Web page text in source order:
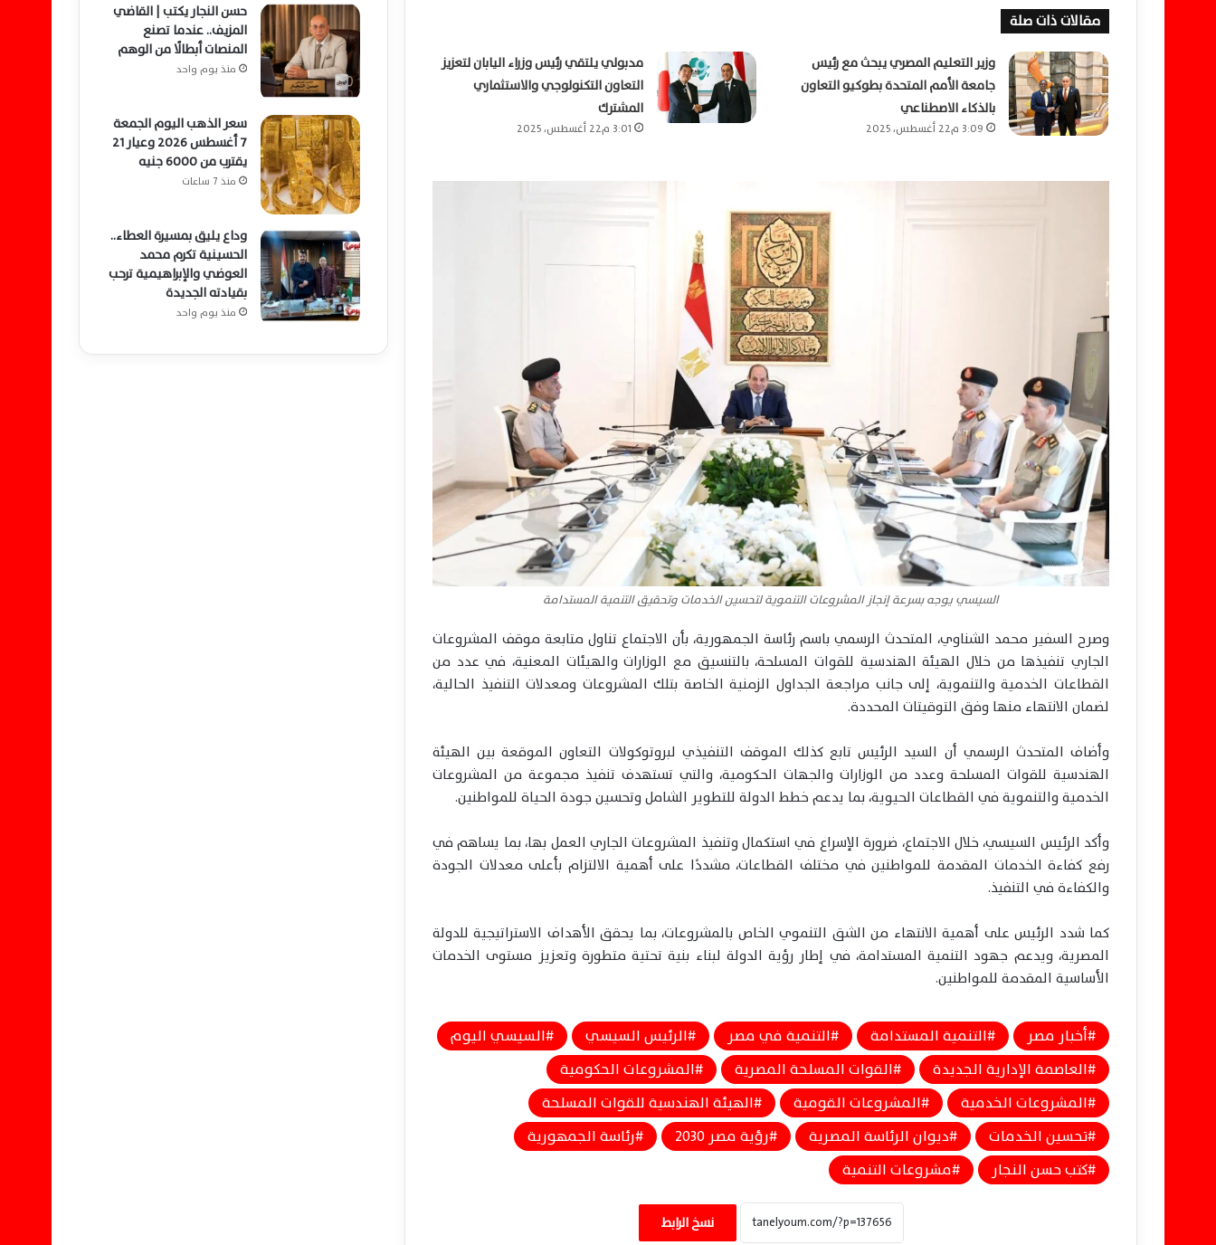
مقالات ذات صلة
وزير التعليم المصري يبحث مع رئيس
جامعة الأمم المتحدة بطوكيو التعاون
بالذكاء الاصطناعي
3:09 م22 أغسطس، 2025
مدبولي يلتقي رئيس وزراء اليابان لتعزيز
التعاون التكنولوجي والاستثماري
المشترك
3:01 م22 أغسطس، 2025
السيسي يوجه بسرعة إنجاز المشروعات التنموية لتحسين الخدمات وتحقيق التنمية المستدامة
وصرح السفير محمد الشناوي، المتحدث الرسمي باسم رئاسة الجمهورية، بأن الاجتماع تناول متابعة موقف المشروعات
الجاري تنفيذها من خلال الهيئة الهندسية للقوات المسلحة، بالتنسيق مع الوزارات والهيئات المعنية، في عدد من
القطاعات الخدمية والتنموية، إلى جانب مراجعة الجداول الزمنية الخاصة بتلك المشروعات ومعدلات التنفيذ الحالية،
لضمان الانتهاء منها وفق التوقيتات المحددة.
وأضاف المتحدث الرسمي أن السيد الرئيس تابع كذلك الموقف التنفيذي لبروتوكولات التعاون الموقعة بين الهيئة
الهندسية للقوات المسلحة وعدد من الوزارات والجهات الحكومية، والتي تستهدف تنفيذ مجموعة من المشروعات
الخدمية والتنموية في القطاعات الحيوية، بما يدعم خطط الدولة للتطوير الشامل وتحسين جودة الحياة للمواطنين.
وأكد الرئيس السيسي، خلال الاجتماع، ضرورة الإسراع في استكمال وتنفيذ المشروعات الجاري العمل بها، بما يساهم في
رفع كفاءة الخدمات المقدمة للمواطنين في مختلف القطاعات، مشددًا على أهمية الالتزام بأعلى معدلات الجودة
والكفاءة في التنفيذ.
كما شدد الرئيس على أهمية الانتهاء من الشق التنموي الخاص بالمشروعات، بما يحقق الأهداف الاستراتيجية للدولة
المصرية، ويدعم جهود التنمية المستدامة، في إطار رؤية الدولة لبناء بنية تحتية متطورة وتعزيز مستوى الخدمات
الأساسية المقدمة للمواطنين.
أخبار مصر التنمية المستدامة التنمية في مصر الرئيس السيسي
السيسي اليوم
العاصمة الإدارية الجديدة
القوات المسلحة المصرية
المشروعات الحكومية
المشروعات الخدمية
المشروعات القومية
الهيئة الهندسية للقوات المسلحة
تحسين الخدمات
ديوان الرئاسة المصرية رؤية مصر 2030
رئاسة الجمهورية
كتب حسن النجار
مشروعات التنمية
نسخ الرابط
بوابة الوطن اليوم تعلن زفاف” احمد وأميرة
“بوجود الأهل والأحباب – صور
حسن النجار يكتب | القاضي
المزيف.. عندما تصنع
المنصات أبطالًا من الوهم
منذ يوم واحد
سعر الذهب اليوم الجمعة
7 أغسطس 2026 وعيار 21
يقترب من 6000 جنيه
منذ 7 ساعات
وداع يليق بمسيرة العطاء..
الحسينية تكرم محمد
العوضي والإبراهيمية ترحب
بقيادته الجديدة
منذ يوم واحد